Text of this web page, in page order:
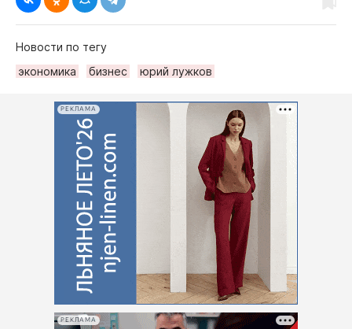
Новости по тегу
экономика
бизнес юрий лужков
РЕКЛАМА
РЕКЛАМА